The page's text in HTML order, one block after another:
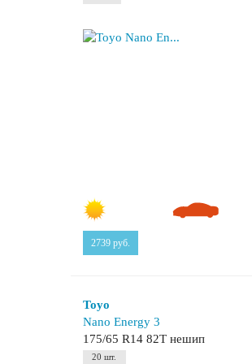
2739 руб.
Toyo
Nano Energy 3
175/65 R14 82T нешип
20 шт.